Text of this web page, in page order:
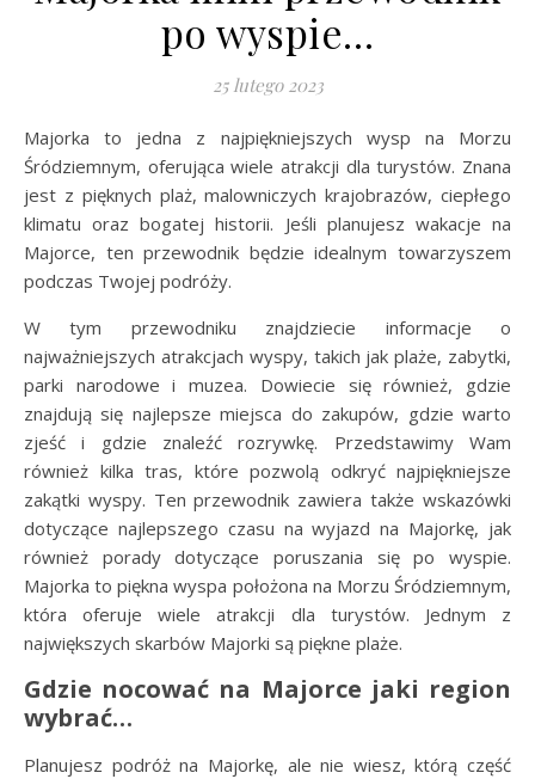
po wyspie…
25 lutego 2023
Majorka to jedna z najpiękniejszych wysp na Morzu
Śródziemnym, oferująca wiele atrakcji dla turystów. Znana
jest z pięknych plaż, malowniczych krajobrazów, ciepłego
klimatu oraz bogatej historii. Jeśli planujesz wakacje na
Majorce, ten przewodnik będzie idealnym towarzyszem
podczas Twojej podróży.
W tym przewodniku znajdziecie informacje o
najważniejszych atrakcjach wyspy, takich jak plaże, zabytki,
parki narodowe i muzea. Dowiecie się również, gdzie
znajdują się najlepsze miejsca do zakupów, gdzie warto
zjeść i gdzie znaleźć rozrywkę. Przedstawimy Wam
również kilka tras, które pozwolą odkryć najpiękniejsze
zakątki wyspy. Ten przewodnik zawiera także wskazówki
dotyczące najlepszego czasu na wyjazd na Majorkę, jak
również porady dotyczące poruszania się po wyspie.
Majorka to piękna wyspa położona na Morzu Śródziemnym,
która oferuje wiele atrakcji dla turystów. Jednym z
największych skarbów Majorki są piękne plaże.
Gdzie nocować na Majorce jaki region
wybrać…
Planujesz podróż na Majorkę, ale nie wiesz, którą część